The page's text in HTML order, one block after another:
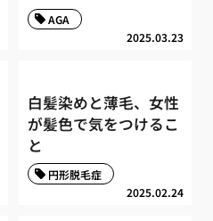
2025.03.23
AGA
白髪染めと薄毛、女性
が髪色で気をつけるこ
と
2025.02.24
円形脱毛症